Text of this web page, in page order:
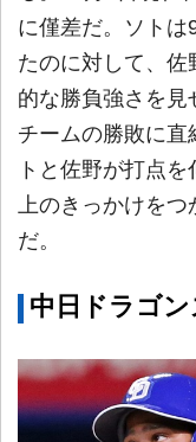
に僅差だ。ソトは
たのに対して、
的な勝負強さを
チームの勝敗に直
トと佐野が打点
上のきっかけをつ
だ。
中日ドラゴン